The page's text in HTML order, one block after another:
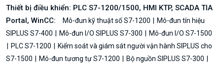
Thiết bị điều khiển: PLC S7-1200/1500, HMI KTP, SCADA TIA
Portal, WinCC:
Mô-đun kỹ thuật số S7-1200
Mô-đun tín hiệu
SIPLUS S7-400
Mô-đun I/O SIPLUS S7-300
Mô-đun I/O S7-1500
PLC S7-1200
Kiểm soát và giám sát người vận hành SIPLUS cho
S7-1500
Mô-đun tương tự S7-1200
Bộ nguồn SIPLUS S7-300